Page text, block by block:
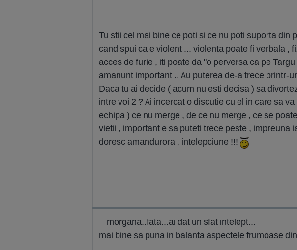
Tu stii cel mai bine ce poti si ce nu poti suporta
cand spui ca e violent ... violenta poate fi verbala ,
acces de furie , iti poate da "o perversa ca pe
amanunt important .. Au puterea de-a trece printr-
Daca tu ai decide ( acum nu esti decisa ) sa
intre voi 2 ? Ai incercat o discutie cu el in care sa
echipa ) ce nu merge , de ce nu merge , ce se
vietii , important e sa puteti trece peste , impreuna
doresc amandurora , intelepciune !!!
morgana..fata...ai dat un sfat intelept...
mai bine sa puna in balanta aspectele frumoase